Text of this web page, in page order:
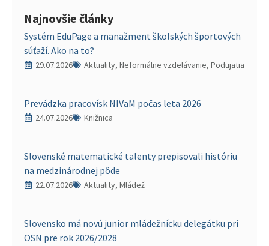
Najnovšie články
Systém EduPage a manažment školských športových
súťaží. Ako na to?
29.07.2026 Aktuality, Neformálne vzdelávanie, Podujatia
Prevádzka pracovísk NIVaM počas leta 2026
24.07.2026 Knižnica
Slovenské matematické talenty prepisovali históriu
na medzinárodnej pôde
22.07.2026 Aktuality, Mládež
Slovensko má novú junior mládežnícku delegátku pri
OSN pre rok 2026/2028